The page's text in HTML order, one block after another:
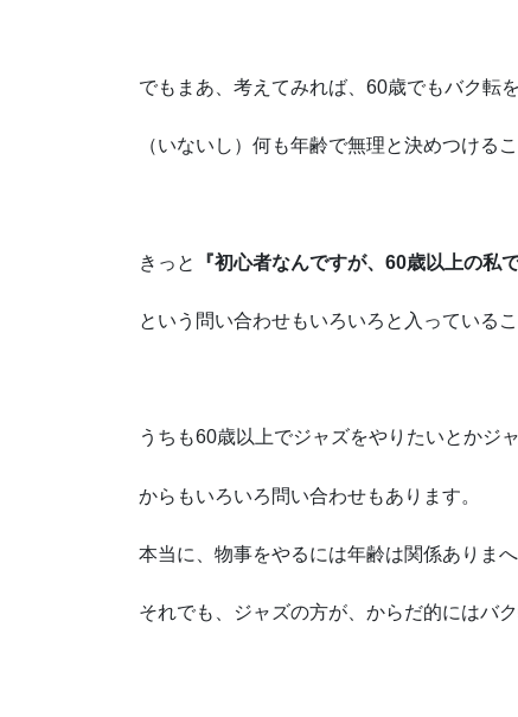
でもまあ、考えてみれば、60歳でもバク転
（いないし）何も年齢で無理と決めつける
きっと 『初心者なんですが、60歳以上の私
という問い合わせもいろいろと入っているこ
うちも60歳以上でジャズをやりたいとかジ
からもいろいろ問い合わせもあります。
本当に、物事をやるには年齢は関係ありま
それでも、ジャズの方が、からだ的にはバ